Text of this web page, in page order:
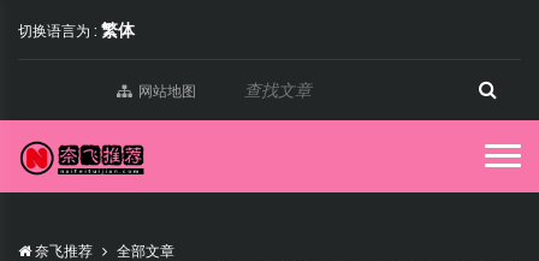
切换语言为 : 繁体
网站地图
奈飞推荐
全部文章